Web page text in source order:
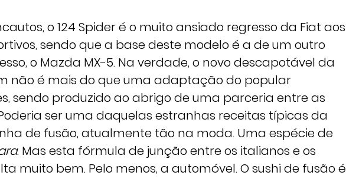
o 124 Spider é o muito ansiado regresso da Fiat aos
sendo que a base deste modelo é a de um outro
o Mazda MX-5. Na verdade, o novo descapotável da
não é mais do que uma adaptação do popular
sendo produzido ao abrigo de uma parceria entre as
ser uma daquelas estranhas receitas típicas da
de fusão, atualmente tão na moda. Uma espécie de
. Mas esta fórmula de junção entre os italianos e os
muito bem. Pelo menos, a automóvel. O sushi de fusão é